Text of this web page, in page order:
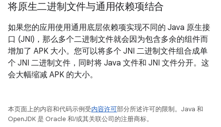
将原生二进制文件与通用依赖项结合
如果您的应用使用通用底层依赖项实现不同的 Java 原生接
口 (JNI)，那么多个二进制文件就会因为包含多余的组件而
增加了 APK 大小。您可以将多个 JNI 二进制文件组合成单
个 JNI 二进制文件，同时将 Java 文件和 JNI 文件分开。这
会大幅缩减 APK 的大小。
本页面上的内容和代码示例受内容许可部分所述许可的限制。Java 和
OpenJDK 是 Oracle 和/或其关联公司的注册商标。